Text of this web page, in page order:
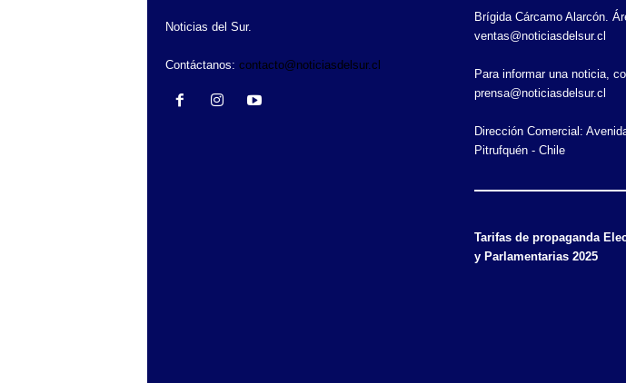
Noticias del Sur.
Contáctanos: contacto@noticiasdelsur.cl
Brígida Cárcamo Alarcón.
ventas@noticiasdelsur.cl
Para informar una noticia,
prensa@noticiasdelsur.cl
Dirección Comercial:
Pitrufquén - Chile
Tarifas de propaganda
y Parlamentarias 2025